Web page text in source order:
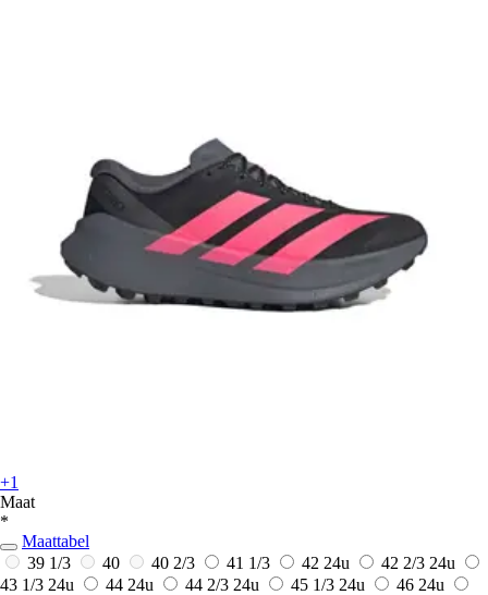
+1
Maat
*
Maattabel
39 1/3
40 40 2/3 41 1/3 42 24u 42 2/3 24u
43 1/3 24u 44 24u 44 2/3 24u 45 1/3 24u 46 24u